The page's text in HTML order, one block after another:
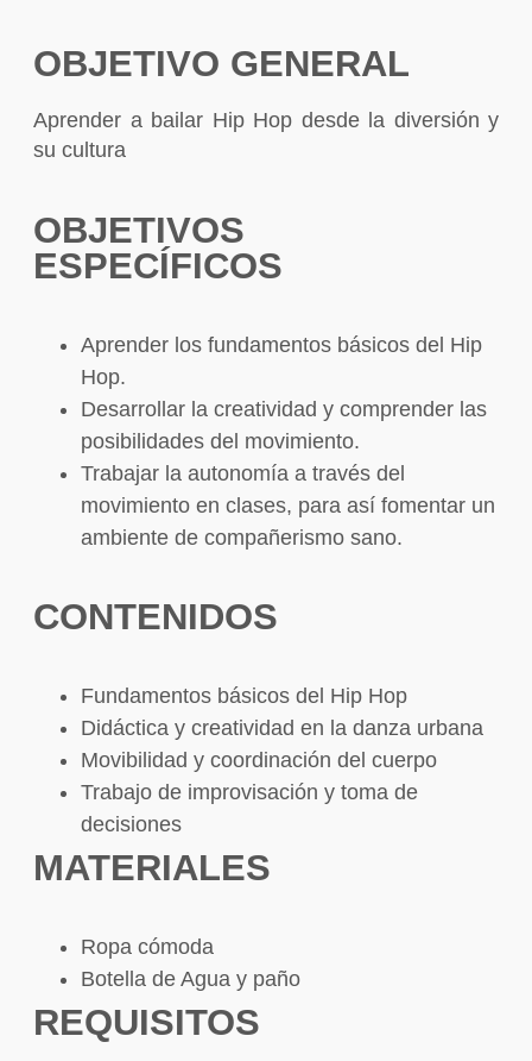
OBJETIVO GENERAL
Aprender a bailar Hip Hop desde la diversión y
su cultura
OBJETIVOS
ESPECÍFICOS
Aprender los fundamentos básicos del Hip
Hop.
Desarrollar la creatividad y comprender las
posibilidades del movimiento.
Trabajar la autonomía a través del
movimiento en clases, para así fomentar un
ambiente de compañerismo sano.
CONTENIDOS
Fundamentos básicos del Hip Hop
Didáctica y creatividad en la danza urbana
Movibilidad y coordinación del cuerpo
Trabajo de improvisación y toma de
decisiones
MATERIALES
Ropa cómoda
Botella de Agua y paño
REQUISITOS